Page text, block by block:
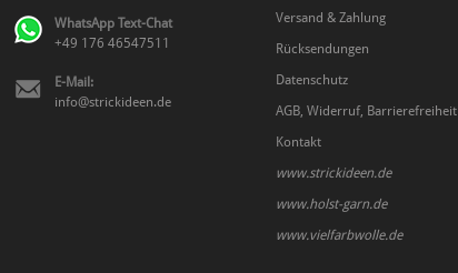
WhatsApp Text-Chat
+49 176 46547511
E-Mail:
info@strickideen.de
Versand & Zahlung
Rücksendungen
Datenschutz
AGB, Widerruf, Barrierefreiheit
Kontakt
www.strickideen.de
www.holst-garn.de
www.vielfarbwolle.de